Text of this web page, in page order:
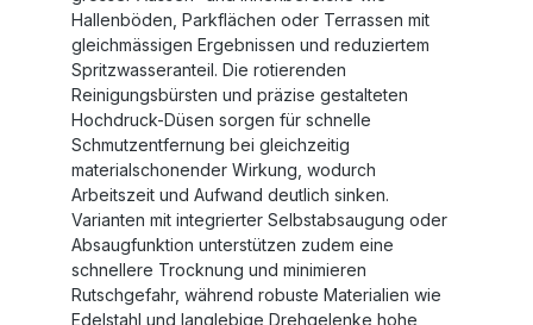
Hallenböden, Parkflächen oder Terrassen mit
gleichmässigen Ergebnissen und reduziertem
Spritzwasseranteil. Die rotierenden
Reinigungsbürsten und präzise gestalteten
Hochdruck-Düsen sorgen für schnelle
Schmutzentfernung bei gleichzeitig
materialschonender Wirkung, wodurch
Arbeitszeit und Aufwand deutlich sinken.
Varianten mit integrierter Selbstabsaugung oder
Absaugfunktion unterstützen zudem eine
schnellere Trocknung und minimieren
Rutschgefahr, während robuste Materialien wie
Edelstahl und langlebige Drehgelenke hohe